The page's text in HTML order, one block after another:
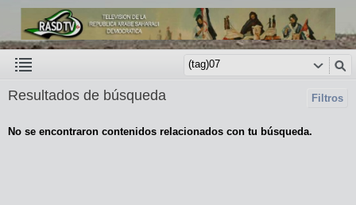
Filtros
Resultados de búsqueda
No se encontraron contenidos relacionados con tu búsqueda.